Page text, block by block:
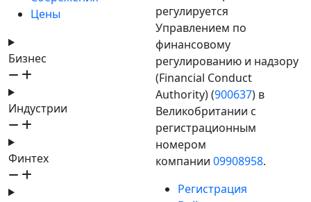
Цены
Бизнес
Индустрии
Финтех
регулируется
Управлением по
финансовому
регулированию и надзору
(Financial Conduct
Authority) (900637) в
Великобритании с
регистрационным
номером
компании 09908958.
Регистрация